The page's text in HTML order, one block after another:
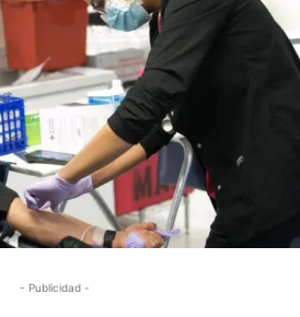
- Publicidad -